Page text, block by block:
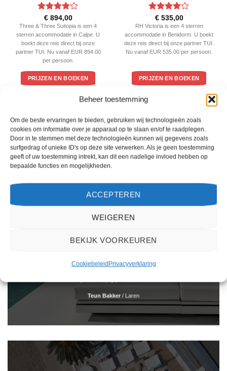
Beheer toestemming
Om de beste ervaringen te bieden, gebruiken wij technologieën zoals
cookies om informatie over je apparaat op te slaan en/of te raadplegen.
Door in te stemmen met deze technologieën kunnen wij gegevens zoals
surfgedrag of unieke ID's op deze site verwerken. Als je geen toestemming
geeft of uw toestemming intrekt, kan dit een nadelige invloed hebben op
bepaalde functies en mogelijkheden.
ACCEPTEREN
WEIGEREN
BEKIJK VOORKEUREN
CookiebeleidPrivacyverklaring
Gewaardeerd
4uit 5
€894,00
Three & Three Suitopia is een 4
sterren accommodatie in Calpe. U
boekt deze reis direct bij onze
partner TUI. Nu vanaf EUR 894.00
per persoon.
PRIJZEN EN BOEKEN
Gewaardeerd
4uit 5
€535,00
RH Victoria is een 4 sterren
accommodatie in Benidorm. U boekt
deze reis direct bij onze partner TUI.
Nu vanaf EUR 535.00 per persoon.
PRIJZEN EN BOEKEN
gebruiksvriendelijk en biedt een breed scala aan filters om je te helpen de perfecte
Teun Bakker / Laren